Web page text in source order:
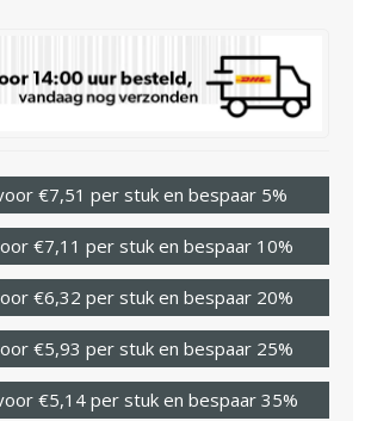
€7,51 per stuk en bespaar 5%
€7,11 per stuk en bespaar 10%
€6,32 per stuk en bespaar 20%
€5,93 per stuk en bespaar 25%
€5,14 per stuk en bespaar 35%